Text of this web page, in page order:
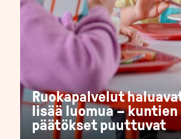
Ruokapalvelut
lisää luomua – kuntien
päätökset puuttuvat